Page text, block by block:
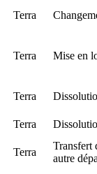
Terra
Terra Mise en
Terra
Terra
Terra
Transfert
autre